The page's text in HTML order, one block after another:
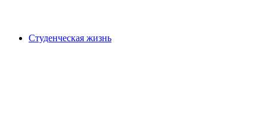
Студенческая жизнь